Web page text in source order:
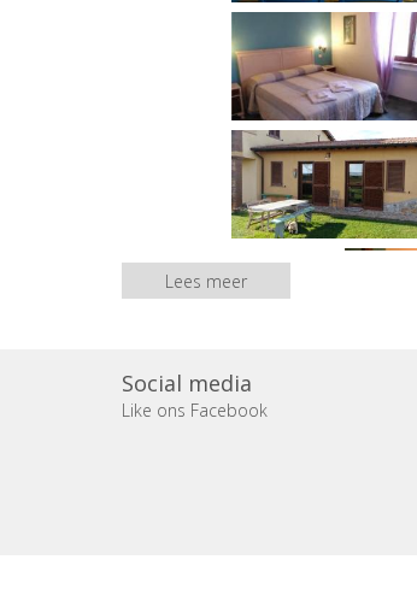
Lees meer
Social media
Like ons Facebook